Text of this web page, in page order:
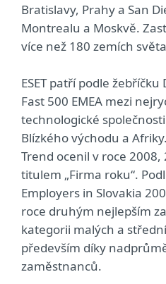
Bratislavy, Prahy a San
Montrealu a Moskvě.
více než 180 zemích
ESET patří podle
Fast 500 EMEA mezi
technologické
Blízkého východu a
Trend ocenil v roce 2008,
titulem „Firma roku“.
Employers in Slovakia
roce druhým nejlepším
kategorii malých a
především díky
zaměstnanců.